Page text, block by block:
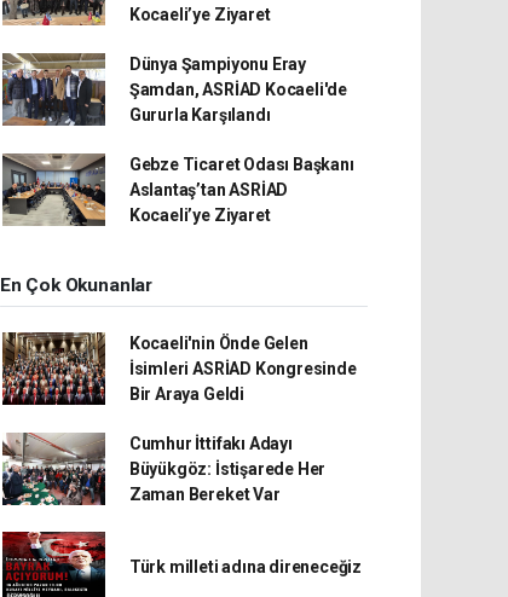
Kocaeli’ye Ziyaret
Dünya Şampiyonu Eray
Şamdan, ASRİAD Kocaeli'de
Gururla Karşılandı
Gebze Ticaret Odası Başkanı
Aslantaş’tan ASRİAD
Kocaeli’ye Ziyaret
En Çok Okunanlar
Kocaeli'nin Önde Gelen
İsimleri ASRİAD Kongresinde
Bir Araya Geldi
Cumhur İttifakı Adayı
Büyükgöz: İstişarede Her
Zaman Bereket Var
Türk milleti adına direneceğiz